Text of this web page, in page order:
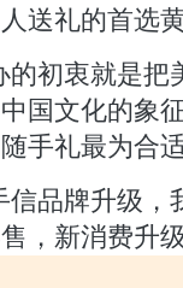
送礼的首选黄
初衷就是把
国文化的象
手礼最为合适
品牌升级，
，新消费升级